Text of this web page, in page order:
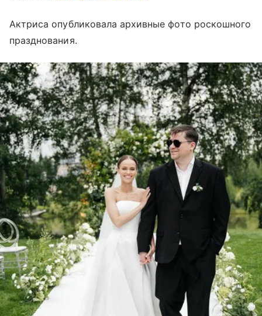
Актриса опубликовала архивные фото роскошного
празднования.